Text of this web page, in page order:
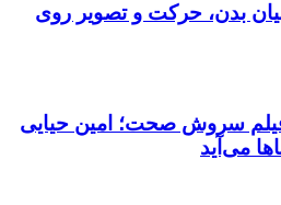
بدن، حرکت و تصویر روی
فیلم سروش صحت؛ امین حیایی
می‌آید